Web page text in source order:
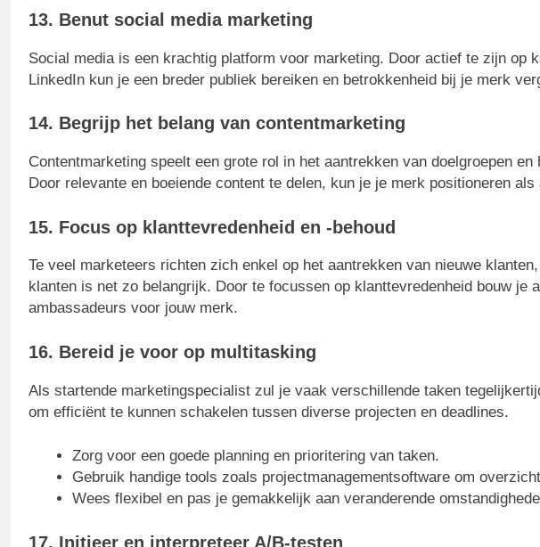
13. Benut social media marketing
Social media is een krachtig platform voor marketing. Door actief te zijn op
LinkedIn kun je een breder publiek bereiken en betrokkenheid bij je merk
14. Begrijp het belang van contentmarketing
Contentmarketing speelt een grote rol in het aantrekken van doelgroepen
Door relevante en boeiende content te delen, kun je je merk positioneren
15. Focus op klanttevredenheid en -behoud
Te veel marketeers richten zich enkel op het aantrekken van nieuwe
klanten is net zo belangrijk. Door te focussen op klanttevredenheid bouw je
ambassadeurs voor jouw merk.
16. Bereid je voor op multitasking
Als startende marketingspecialist zul je vaak verschillende taken
om efficiënt te kunnen schakelen tussen diverse projecten en deadlines.
Zorg voor een goede planning en prioritering van taken.
Gebruik handige tools zoals projectmanagementsoftware om
Wees flexibel en pas je gemakkelijk aan veranderende
17. Initieer en interpreteer A/B-testen